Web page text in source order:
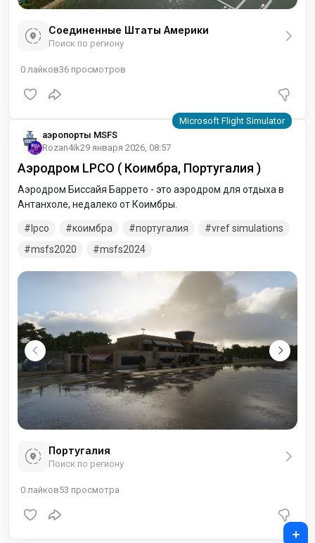
Соединенные Штаты Америки
Поиск по региону
0 лайков36 просмотров
аэропорты MSFS
Rozan4ik29 января 2026, 08:57
Аэродром LPCO ( Коимбра, Португалия )
Аэродром Биссайя Баррето - это аэродром для отдыха в
Антанхоле, недалеко от Коимбры.
lpco коимбра португалия
vref simulations
msfs2020
msfs2024
Португалия
Поиск по региону
0 лайков53 просмотра
+